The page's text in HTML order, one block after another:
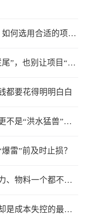
项目模板的“魔力”：标准化≠僵化，如何选用合适的项目模版？
结项申请与结项审批：别让项目“烂尾”，也别让项目“无限延期”
都要花得明明白白
变更请求发起与变更决策：项目变更不是“洪水猛兽”，但要管住流程
雷”前及时止损？
项目监控全景图：进度、成本、人力、物料一个都不能少
工时填报与工时确认：看似简单，却是成本失控的最大漏洞